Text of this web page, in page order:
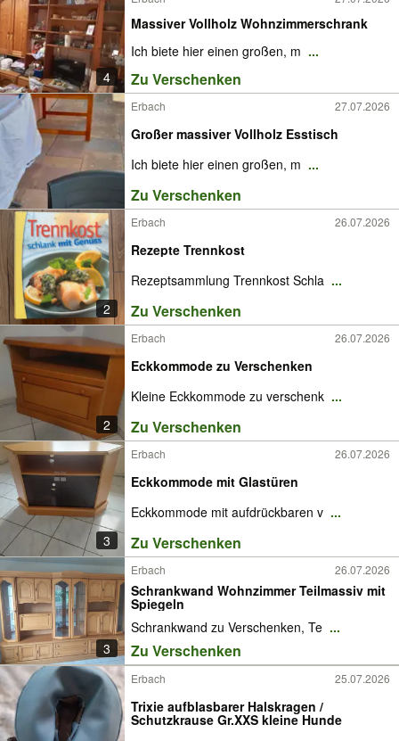
4
Massiver Vollholz Wohnzimmerschrank
Ich biete hier einen großen, m ...
Zu Verschenken
Erbach 27.07.2026
Großer massiver Vollholz Esstisch
Ich biete hier einen großen, m ...
Zu Verschenken
2
Erbach 26.07.2026
Rezepte Trennkost
Rezeptsammlung Trennkost Schla ...
Zu Verschenken
2
Erbach 26.07.2026
Eckkommode zu Verschenken
Kleine Eckkommode zu verschenk ...
Zu Verschenken
3
Erbach 26.07.2026
Eckkommode mit Glastüren
Eckkommode mit aufdrückbaren v ...
Zu Verschenken
3
Erbach 26.07.2026
Schrankwand Wohnzimmer Teilmassiv mit
Spiegeln
Schrankwand zu Verschenken, Te ...
Zu Verschenken
Erbach 25.07.2026
Trixie aufblasbarer Halskragen /
Schutzkrause Gr.XXS kleine Hunde